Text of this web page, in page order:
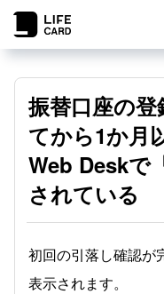
振替口座の
てから1か月
Web Deskで
されている
初回の引落し確認が
表示されます。